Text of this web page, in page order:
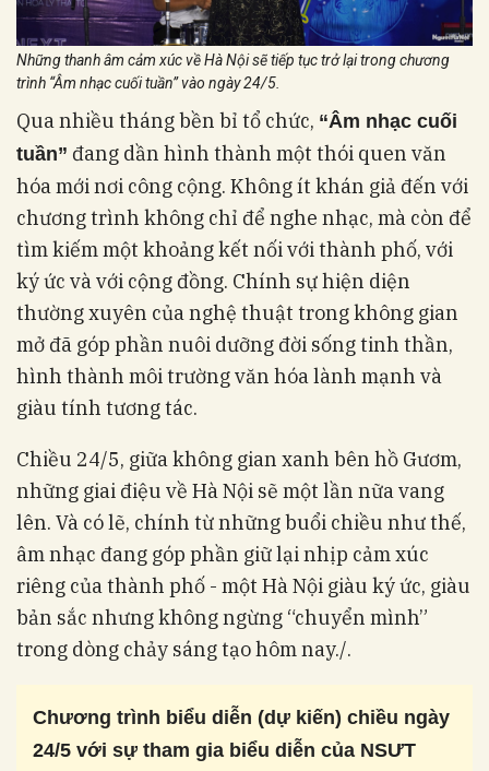
Những thanh âm cảm xúc về Hà Nội sẽ tiếp tục trở lại trong chương
trình “Âm nhạc cuối tuần” vào ngày 24/5.
Qua nhiều tháng bền bỉ tổ chức, “Âm nhạc cuối
tuần” đang dần hình thành một thói quen văn
hóa mới nơi công cộng. Không ít khán giả đến với
chương trình không chỉ để nghe nhạc, mà còn để
tìm kiếm một khoảng kết nối với thành phố, với
ký ức và với cộng đồng. Chính sự hiện diện
thường xuyên của nghệ thuật trong không gian
mở đã góp phần nuôi dưỡng đời sống tinh thần,
hình thành môi trường văn hóa lành mạnh và
giàu tính tương tác.
Chiều 24/5, giữa không gian xanh bên hồ Gươm,
những giai điệu về Hà Nội sẽ một lần nữa vang
lên. Và có lẽ, chính từ những buổi chiều như thế,
âm nhạc đang góp phần giữ lại nhịp cảm xúc
riêng của thành phố - một Hà Nội giàu ký ức, giàu
bản sắc nhưng không ngừng “chuyển mình”
trong dòng chảy sáng tạo hôm nay./.
Chương trình biểu diễn (dự kiến) chiều ngày
24/5 với sự tham gia biểu diễn của NSƯT